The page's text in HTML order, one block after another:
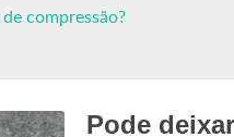
compressão?
Pode